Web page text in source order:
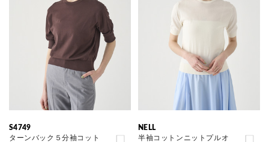
S4749
ターンバック５分袖コット
NELL
半袖コットンニットプルオ